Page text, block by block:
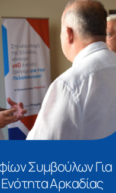
Συμβούλων Για
Αρκαδίας